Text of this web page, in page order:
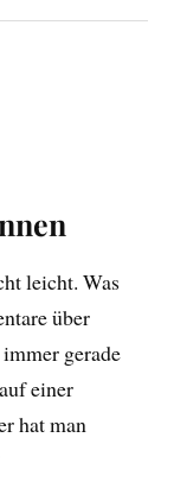
leicht. Was
über
gerade
einer
hat man